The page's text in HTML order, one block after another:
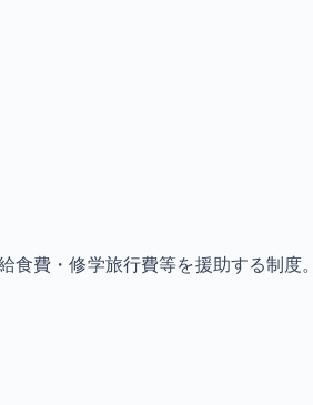
費・修学旅行費等を援助する制度。